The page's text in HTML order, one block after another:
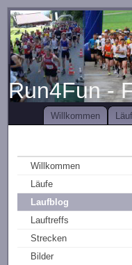
Run4Fun -
Willkommen
Willkommen
Läufe
Laufblog
Lauftreffs
Strecken
Bilder